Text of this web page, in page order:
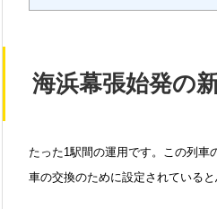
海浜幕張始発の
たった1駅間の運用です。この列車
車の交換のために設定されている